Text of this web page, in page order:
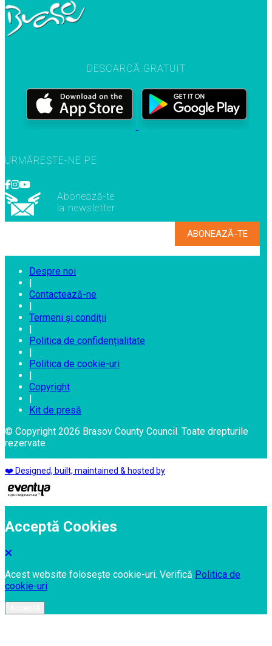
DESCARCĂ GRATUIT
URMĂREȘTE-NE PE
Abonează-te
la newsletter
Despre noi
Contactează-ne
Termeni și condiții
Politica de confidențialitate
Politica de cookie-uri
Copyright
Kit de presă
© Copyright 2026 Brasov County Council. Toate drepturile
rezervate
❤️ Designed, built, maintained & hosted by
Acceptă Cookies
Acest website folosește cookie-uri. Verifică Politica de
cookie-uri